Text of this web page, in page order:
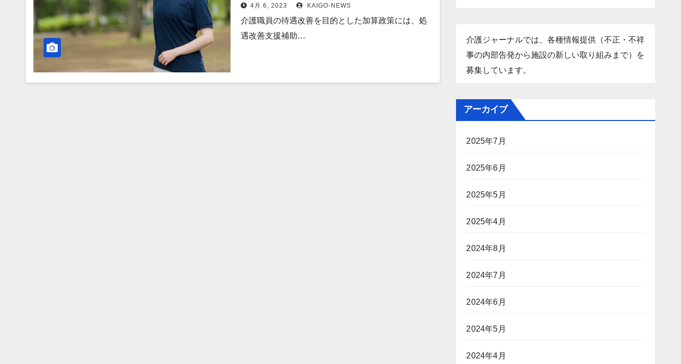
4月 6, 2023 KAIGO-NEWS
介護職員の待遇改善を目的とした加算政策には、処
遇改善支援補助…
介護ジャーナルでは、各種情報提供（不正・不祥
事の内部告発から施設の新しい取り組みまで）を
募集しています。
アーカイブ
2025年7月
2025年6月
2025年5月
2025年4月
2024年8月
2024年7月
2024年6月
2024年5月
2024年4月